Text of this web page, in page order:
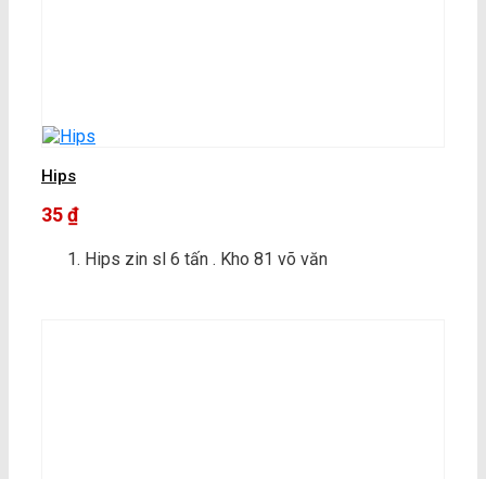
Hips
35₫
Hips zin sl 6 tấn . Kho 81 võ văn